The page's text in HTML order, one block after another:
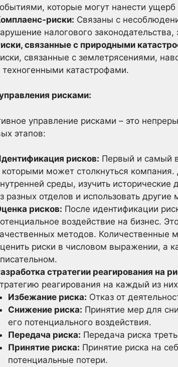
которые могут нанести
риски: Связаны с
налогового
связанные с природными
связанные с землетрясениями,
техногенными катастрофами.
рисками:
управление рисками – это
этапов:
рисков: Первый и самый
которыми может столкнуться
среды, изучить
разных отделов и использовать
рисков: После идентификации
воздействие на бизнес.
методов. Количественные
риски в числовом выражении, а
стратегии реагирования на
реагирования на каждый из
Избежание риска: Отказ от
Снижение риска: Принятие мер для
его потенциального воздействия.
Передача риска: Передача риска
Принятие риска: Принятие риска на
потенциальные потери.